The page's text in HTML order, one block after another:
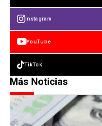
Instagram
YouTube
TikTok
Más Noticias